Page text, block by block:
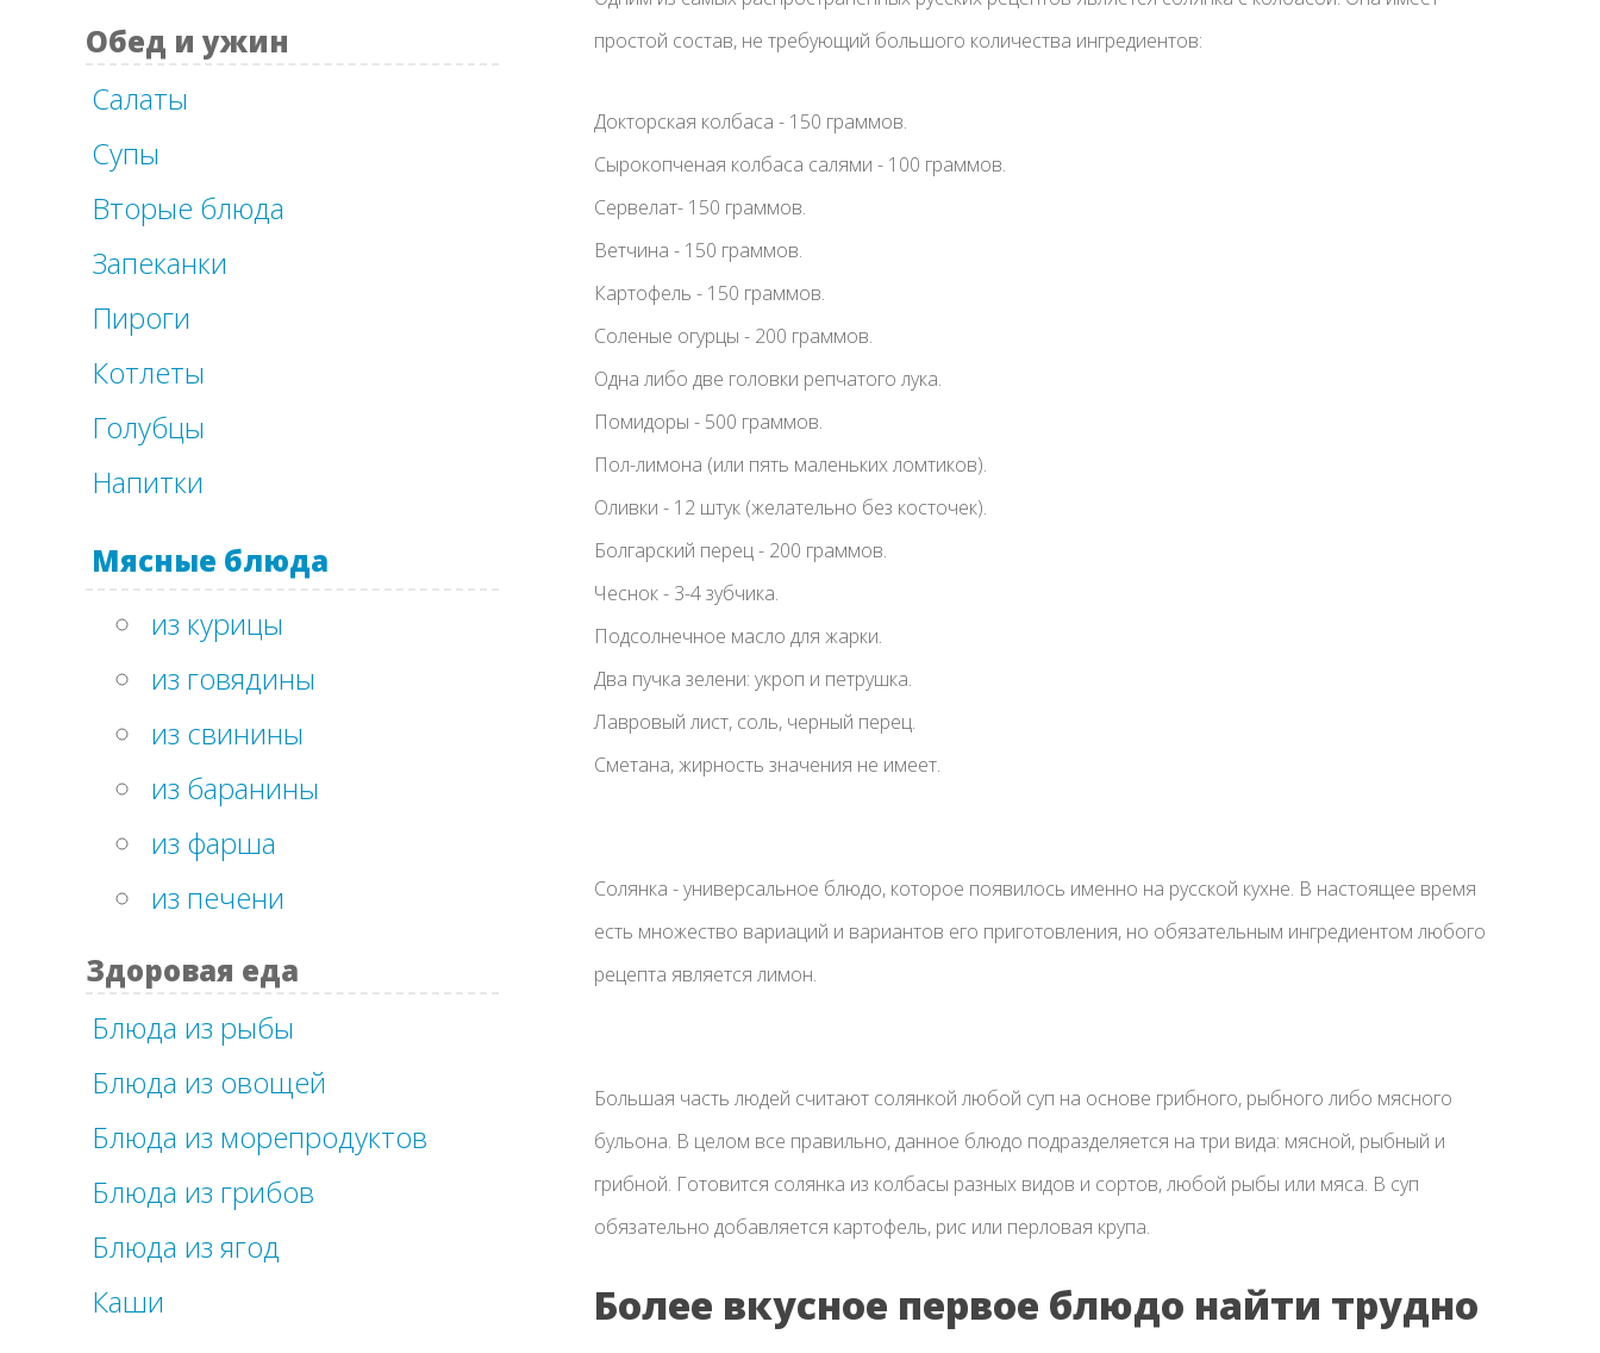
Обед и ужин
Салаты
Супы
Вторые блюда
Запеканки
Пироги
Котлеты
Голубцы
Напитки
Мясные блюда
из курицы
из говядины
из свинины
из баранины
из фарша
из печени
Здоровая еда
Блюда из рыбы
Блюда из овощей
Блюда из морепродуктов
Блюда из грибов
Блюда из ягод
Каши
простой состав, не требующий большого количества ингредиентов:
Докторская колбаса - 150 граммов.
Сырокопченая колбаса салями - 100 граммов.
Сервелат- 150 граммов.
Ветчина - 150 граммов.
Картофель - 150 граммов.
Соленые огурцы - 200 граммов.
Одна либо две головки репчатого лука.
Помидоры - 500 граммов.
Пол-лимона (или пять маленьких ломтиков).
Оливки - 12 штук (желательно без косточек).
Болгарский перец - 200 граммов.
Чеснок - 3-4 зубчика.
Подсолнечное масло для жарки.
Два пучка зелени: укроп и петрушка.
Лавровый лист, соль, черный перец.
Сметана, жирность значения не имеет.
Солянка - универсальное блюдо, которое появилось именно на русской кухне. В настоящее время
есть множество вариаций и вариантов его приготовления, но обязательным ингредиентом любого
рецепта является лимон.
Большая часть людей считают солянкой любой суп на основе грибного, рыбного либо мясного
бульона. В целом все правильно, данное блюдо подразделяется на три вида: мясной, рыбный и
грибной. Готовится солянка из колбасы разных видов и сортов, любой рыбы или мяса. В суп
обязательно добавляется картофель, рис или перловая крупа.
Более вкусное первое блюдо найти трудно